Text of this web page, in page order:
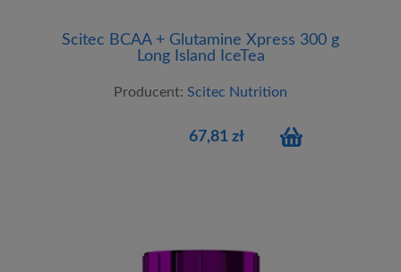
Scitec BCAA + Glutamine Xpress 300 g
Long Island IceTea
Producent: Scitec Nutrition
67,81 zł